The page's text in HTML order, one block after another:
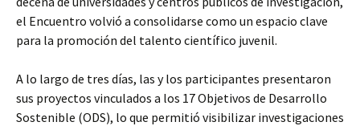
el Encuentro volvió a consolidarse como un espacio clave
para la promoción del talento científico juvenil.
A lo largo de tres días, las y los participantes presentaron
sus proyectos vinculados a los 17 Objetivos de Desarrollo
Sostenible (ODS), lo que permitió visibilizar investigaciones